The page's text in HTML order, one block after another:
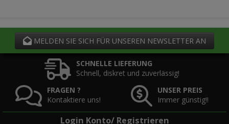
MELDEN SIE SICH FÜR UNSEREN NEWSLETTER AN
SCHNELLE LIEFERUNG
Schnell, diskret und zuverlässig!
FRAGEN ?
Kontaktiere uns!
UNSER PREIS
Immer günstig!!
Login Konto/ Registrieren